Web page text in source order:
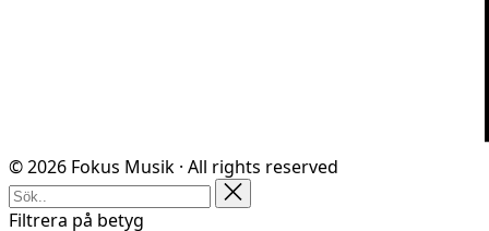
© 2026 Fokus Musik · All rights reserved
Filtrera på betyg